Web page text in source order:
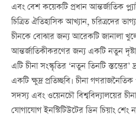
এবং বেশ কয়েকটি প্রধান আন্তর্জাতিক
চিত্রিত ঐতিহাসিক আখ্যান, চরিত্রদের
চীনকে বোঝার জন্য আরেকটি জানালা খুলে
আন্তর্জাতিকীকরণের জন্য একটি নতুন
এটি চীনা সংস্কৃতির ‘নতুন তিনটি
একটি ক্ষুদ্র প্রতিচ্ছবি। চীনা
সদস্য এবং ওয়েনচৌ বিশ্ববিদ্যালয়ের
যোগাযোগ ইনস্টিটিউটের ডিন চিয়াং